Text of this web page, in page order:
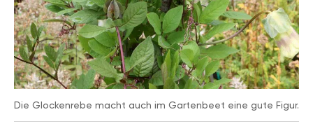
Die Glockenrebe macht auch im Gartenbeet eine gute Figur.